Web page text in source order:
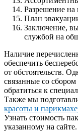
Разрешение на
План
Заключение,
службой на
Наличие
обеспечить
от обстоятельств.
связанные со
обратиться к
Также мы
красоты и
Узнать стоимость
указанному на сайте.